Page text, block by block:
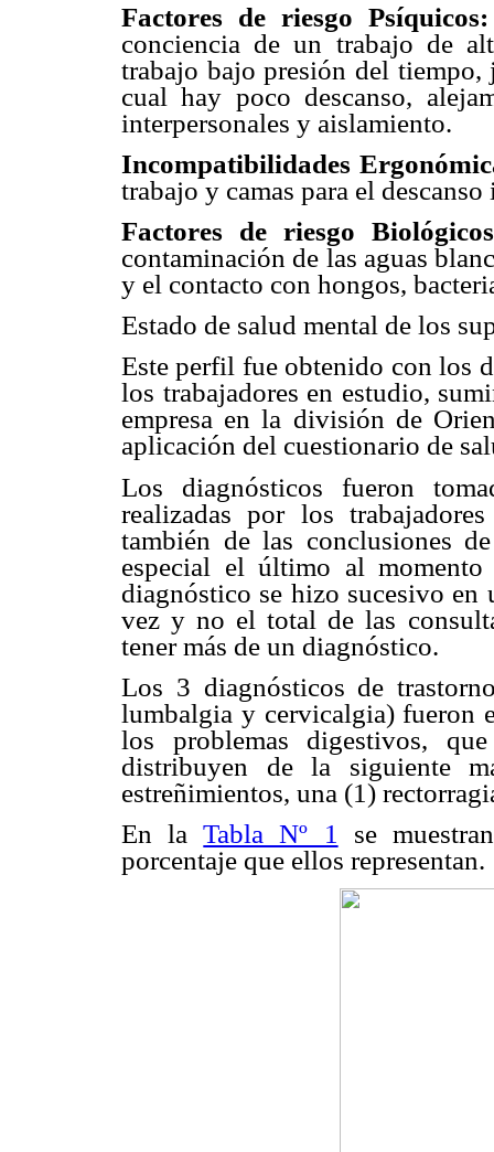
Factores de riesgo Psíquicos:
conciencia de un trabajo de
trabajo bajo presión del
cual hay poco descanso,
interpersonales y aislamiento.
Incompatibilidades
trabajo y camas para el descanso
Factores de riesgo
contaminación de las aguas
y el contacto con hongos,
Estado de salud mental de los
Este perfil fue obtenido con los
los trabajadores en estudio,
empresa en la división de
aplicación del cuestionario de
Los diagnósticos fueron
realizadas por los
también de las conclusiones
especial el último al
diagnóstico se hizo sucesivo en
vez y no el total de las
tener más de un diagnóstico.
Los 3 diagnósticos de
lumbalgia y cervicalgia) fueron
los problemas digestivos,
distribuyen de la siguiente
estreñimientos, una (1)
En laTabla Nº 1
se
porcentaje que ellos representan.